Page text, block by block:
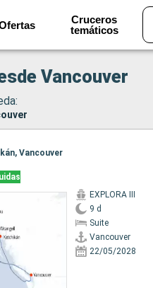
Cruceros
temáticos
Vancouver
Vancouver
EXPLORA III
9 d
Suite
Vancouver
22/05/2028